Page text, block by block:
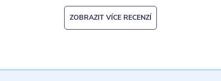
ZOBRAZIT VÍCE RECENZÍ